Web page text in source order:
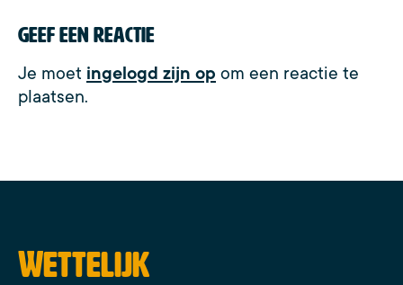
Geef een reactie
Je moet ingelogd zijn op om een reactie te
plaatsen.
Wettelijk